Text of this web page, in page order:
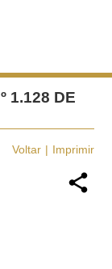
1.128 DE
Voltar Imprimir